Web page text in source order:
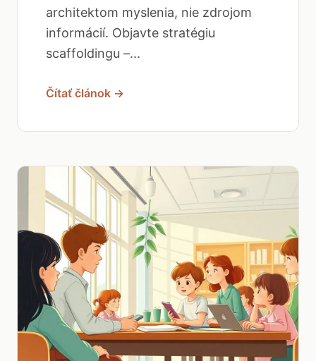
architektom myslenia, nie zdrojom
informácií. Objavte stratégiu
scaffoldingu –...
Čítať článok →